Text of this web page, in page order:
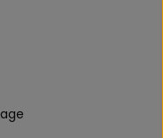
5 Sternen